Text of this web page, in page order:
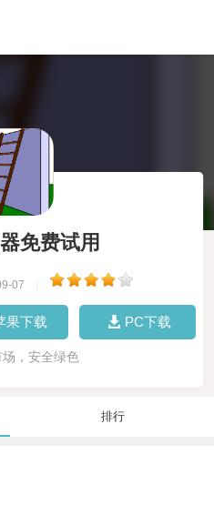
免费试用
07
果下载 PC下载
，安全绿色
排行